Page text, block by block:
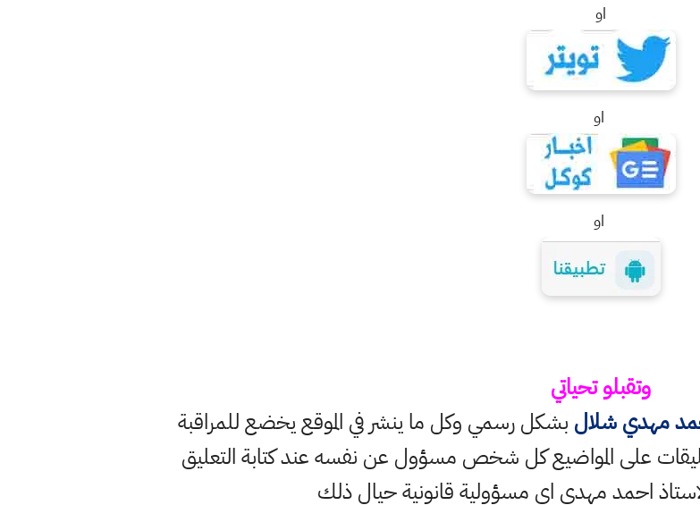
او
او
او
وتقبلو تحياتي
مهدي شلال بشكل رسمي وكل ما ينشر في الموقع يخضع للمراقبة
على المواضيع كل شخص مسؤول عن نفسه عند كتابة التعليق
احمد مهدي اي مسؤولية قانونية حيال ذلك